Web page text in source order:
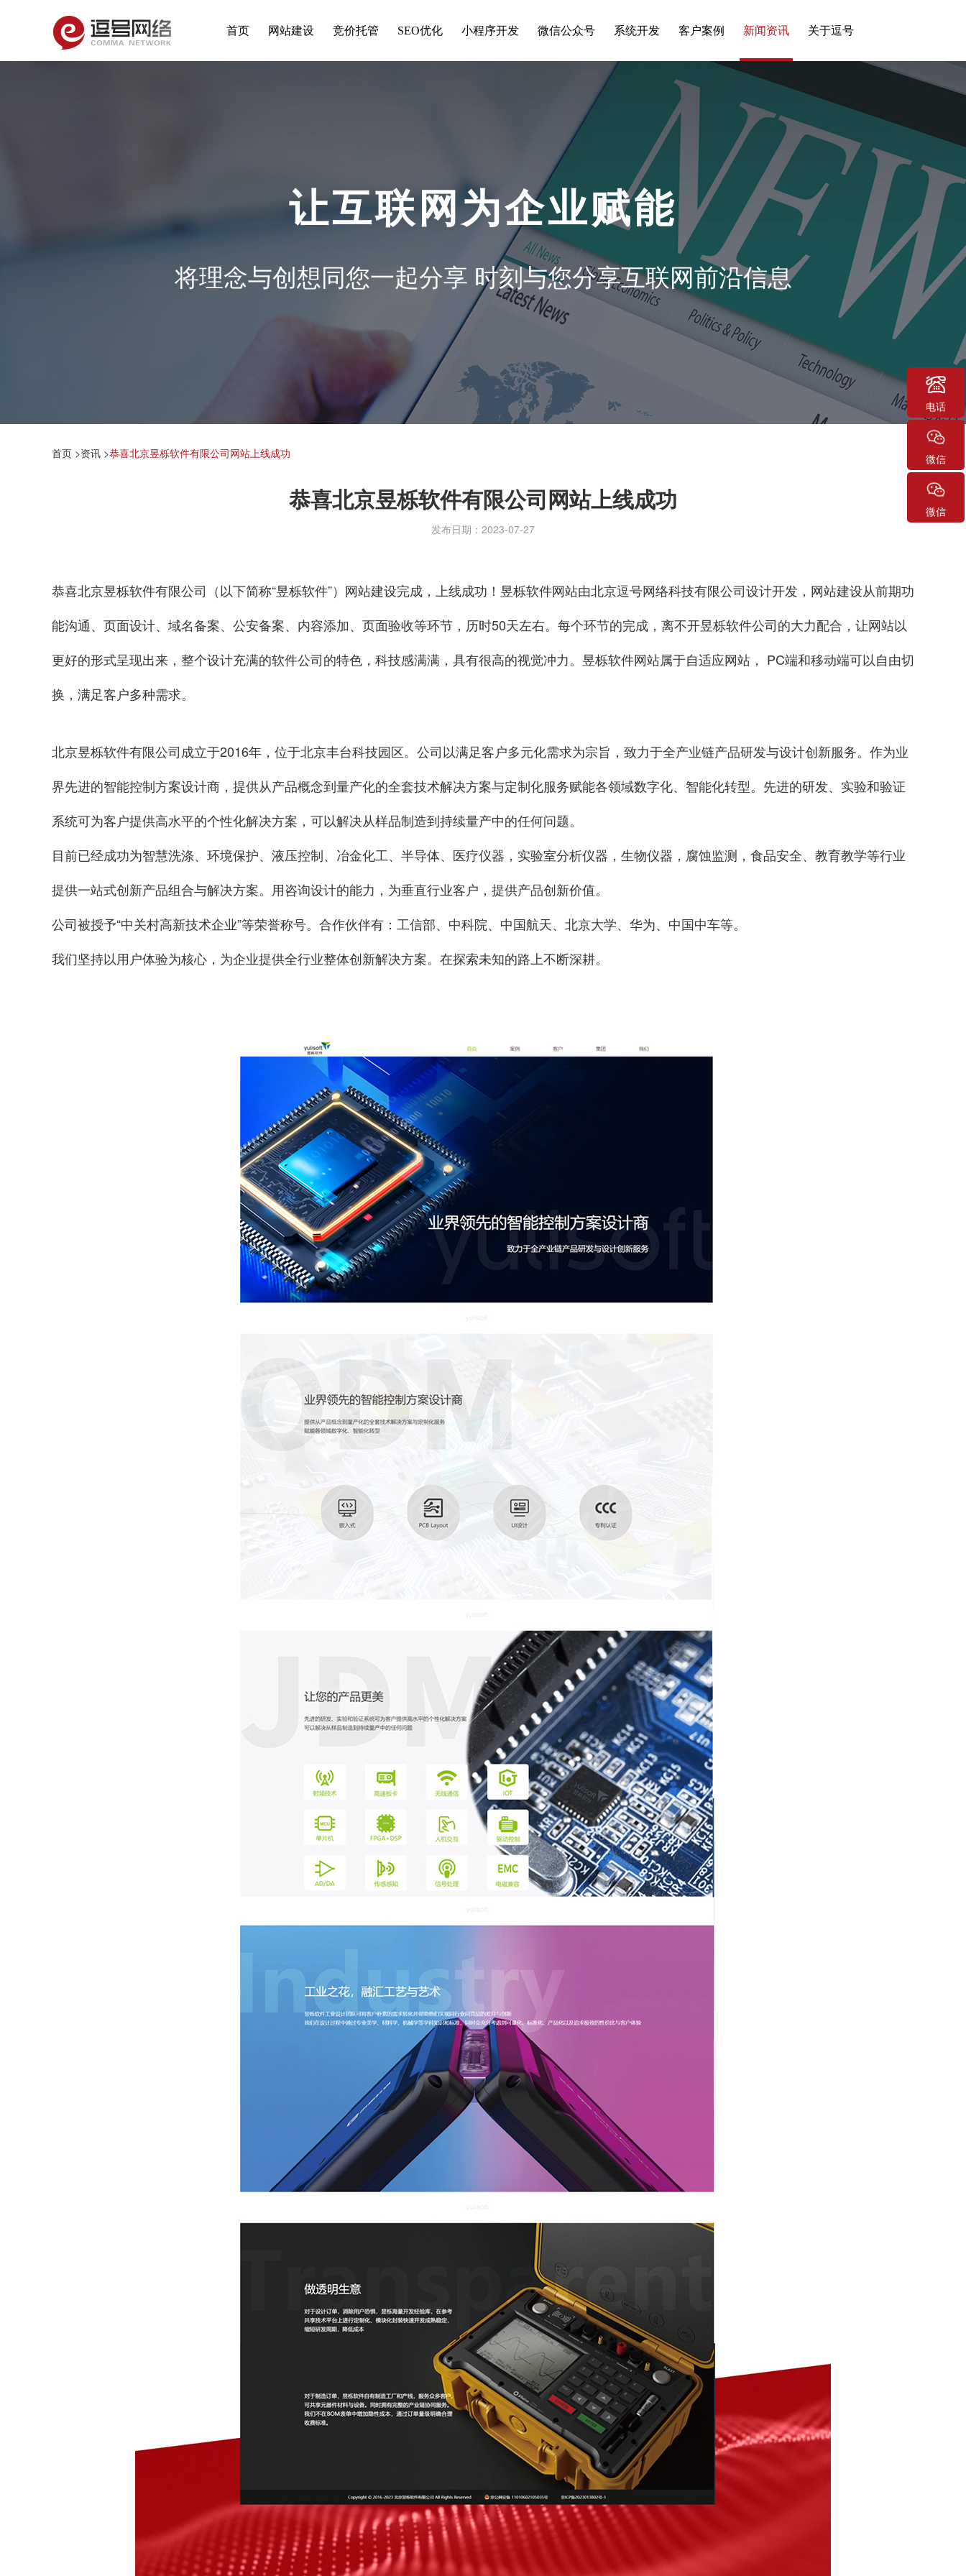
首页 网站建设 竞价托管 SEO优化 小程序开发 微信公众号 系统开发 客户案例 新闻资讯 关于逗号
让互联网为企业赋能
将理念与创想同您一起分享 时刻与您分享互联网前沿信息
首页 >资讯 >恭喜北京昱栎软件有限公司网站上线成功
恭喜北京昱栎软件有限公司网站上线成功
发布日期：2023-07-27
恭喜北京昱栎软件有限公司（以下简称“昱栎软件”）网站建设完成，上线成功！昱栎软件网站由北京逗号网络科技有限公司设计开发，网站建设从前期功
能沟通、页面设计、域名备案、公安备案、内容添加、页面验收等环节，历时50天左右。每个环节的完成，离不开昱栎软件公司的大力配合，让网站以
更好的形式呈现出来，整个设计充满的软件公司的特色，科技感满满，具有很高的视觉冲力。昱栎软件网站属于自适应网站， PC端和移动端可以自由切
换，满足客户多种需求。
北京昱栎软件有限公司成立于2016年，位于北京丰台科技园区。公司以满足客户多元化需求为宗旨，致力于全产业链产品研发与设计创新服务。作为业
界先进的智能控制方案设计商，提供从产品概念到量产化的全套技术解决方案与定制化服务赋能各领域数字化、智能化转型。先进的研发、实验和验证
系统可为客户提供高水平的个性化解决方案，可以解决从样品制造到持续量产中的任何问题。
目前已经成功为智慧洗涤、环境保护、液压控制、冶金化工、半导体、医疗仪器，实验室分析仪器，生物仪器，腐蚀监测，食品安全、教育教学等行业
提供一站式创新产品组合与解决方案。用咨询设计的能力，为垂直行业客户，提供产品创新价值。
公司被授予“中关村高新技术企业”等荣誉称号。合作伙伴有：工信部、中科院、中国航天、北京大学、华为、中国中车等。
我们坚持以用户体验为核心，为企业提供全行业整体创新解决方案。在探索未知的路上不断深耕。
电话
微信
微信